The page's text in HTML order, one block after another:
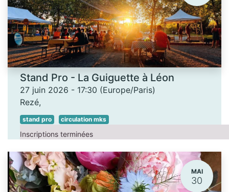
Stand Pro - La Guiguette à Léon
27 juin 2026 - 17:30 (Europe/Paris)
Rezé,
stand pro circulation mks
Inscriptions terminées
MAI
30